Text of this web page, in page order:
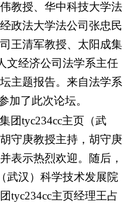
教授、华中科技大学法
政法大学法公司张忠民
王清军教授、太阳成集
文经济公司法学系主任
主题报告。来自法学系
加了此次论坛。
团tyc234cc主页（武
守庚教授主持，胡守庚
表示热烈欢迎。随后，
武汉）科学技术发展院
tyc234cc主页经理王占